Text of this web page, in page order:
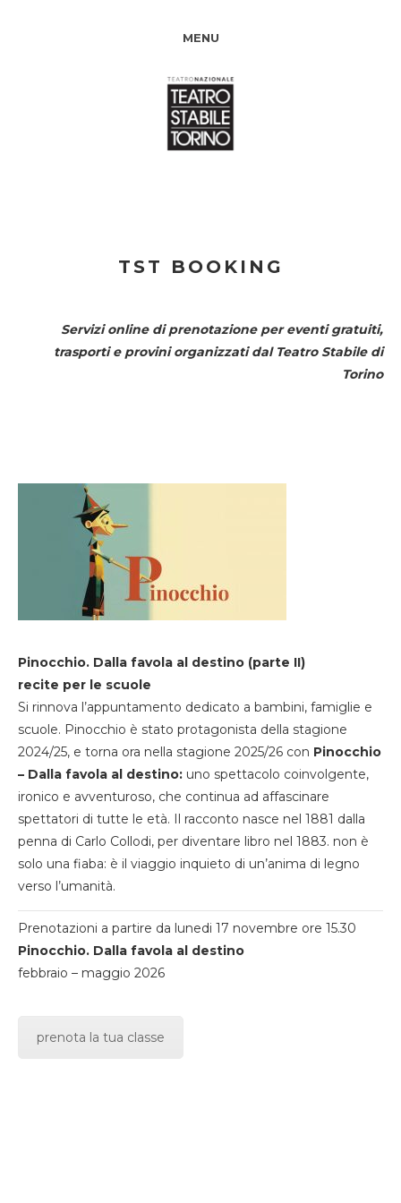
MENU
TST BOOKING
Servizi online di prenotazione per eventi gratuiti,
trasporti e provini organizzati dal Teatro Stabile di
Torino
Pinocchio. Dalla favola al destino (parte II)
recite per le scuole
Si rinnova l’appuntamento dedicato a bambini, famiglie e
scuole. Pinocchio è stato protagonista della stagione
2024/25, e torna ora nella stagione 2025/26 con Pinocchio
– Dalla favola al destino: uno spettacolo coinvolgente,
ironico e avventuroso, che continua ad affascinare
spettatori di tutte le età. Il racconto nasce nel 1881 dalla
penna di Carlo Collodi, per diventare libro nel 1883. non è
solo una fiaba: è il viaggio inquieto di un’anima di legno
verso l’umanità.
Prenotazioni a partire da lunedi 17 novembre ore 15.30
Pinocchio. Dalla favola al destino
febbraio – maggio 2026
prenota la tua classe